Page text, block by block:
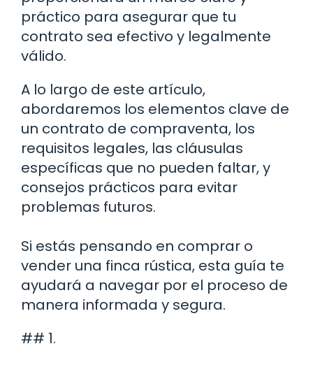
práctico para asegurar que tu
contrato sea efectivo y legalmente
válido.
A lo largo de este artículo,
abordaremos los elementos clave de
un contrato de compraventa, los
requisitos legales, las cláusulas
específicas que no pueden faltar, y
consejos prácticos para evitar
problemas futuros.
Si estás pensando en comprar o
vender una finca rústica, esta guía te
ayudará a navegar por el proceso de
manera informada y segura.
## 1.